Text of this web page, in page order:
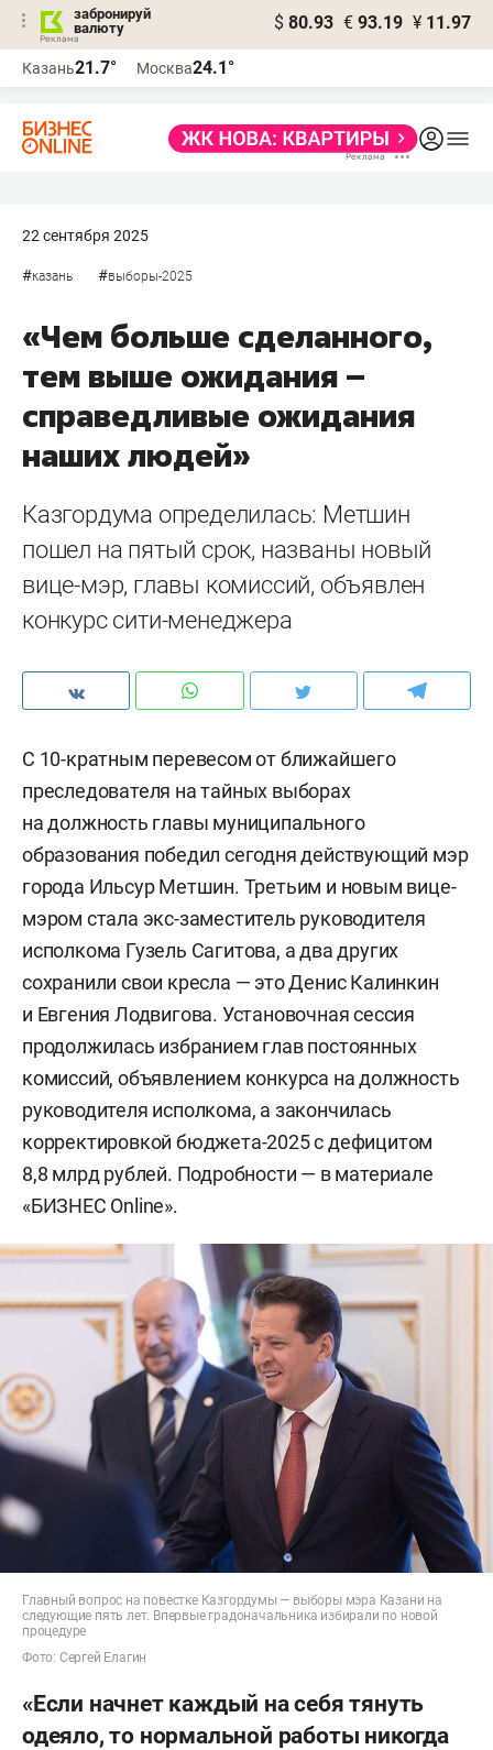
забронируй
валюту
$ 80.93 € 93.19 ¥ 11.97
Казань21.7° Москва24.1°
22 сентября 2025
#казань #выборы-2025
«Чем больше сделанного,
тем выше ожидания –
справедливые ожидания
наших людей»
Казгордума определилась: Метшин
пошел на пятый срок, названы новый
вице-мэр, главы комиссий, объявлен
конкурс сити-менеджера
С 10-кратным перевесом от ближайшего
преследователя на тайных выборах
на должность главы муниципального
образования победил сегодня действующий мэр
города Ильсур Метшин. Третьим и новым вице-
мэром стала экс-заместитель руководителя
исполкома Гузель Сагитова, а два других
сохранили свои кресла — это Денис Калинкин
и Евгения Лодвигова. Установочная сессия
продолжилась избранием глав постоянных
комиссий, объявлением конкурса на должность
руководителя исполкома, а закончилась
корректировкой бюджета-2025 с дефицитом
8,8 млрд рублей. Подробности — в материале
«БИЗНЕС Online».
Главный вопрос на повестке Казгордумы — выборы мэра Казани на
следующие пять лет. Впервые градоначальника избирали по новой
процедуре
Фото: Сергей Елагин
«Если начнет каждый на себя тянуть
одеяло, то нормальной работы никогда